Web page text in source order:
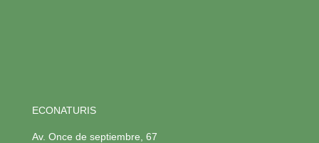
ECONATURIS
Av. Once de septiembre, 67